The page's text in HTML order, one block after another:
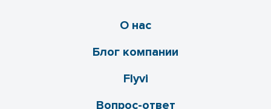
О нас
Блог компании
Flyvi
Вопрос-ответ